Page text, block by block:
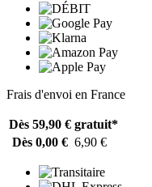
Frais d'envoi en France
Dès 59,90 € gratuit*
Dès 0,00 € 6,90 €